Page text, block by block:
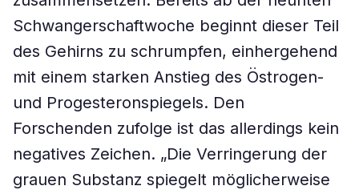
Schwangerschaftwoche beginnt dieser Teil
des Gehirns zu schrumpfen, einhergehend
mit einem starken Anstieg des Östrogen-
und Progesteronspiegels. Den
Forschenden zufolge ist das allerdings kein
negatives Zeichen. „Die Verringerung der
grauen Substanz spiegelt möglicherweise